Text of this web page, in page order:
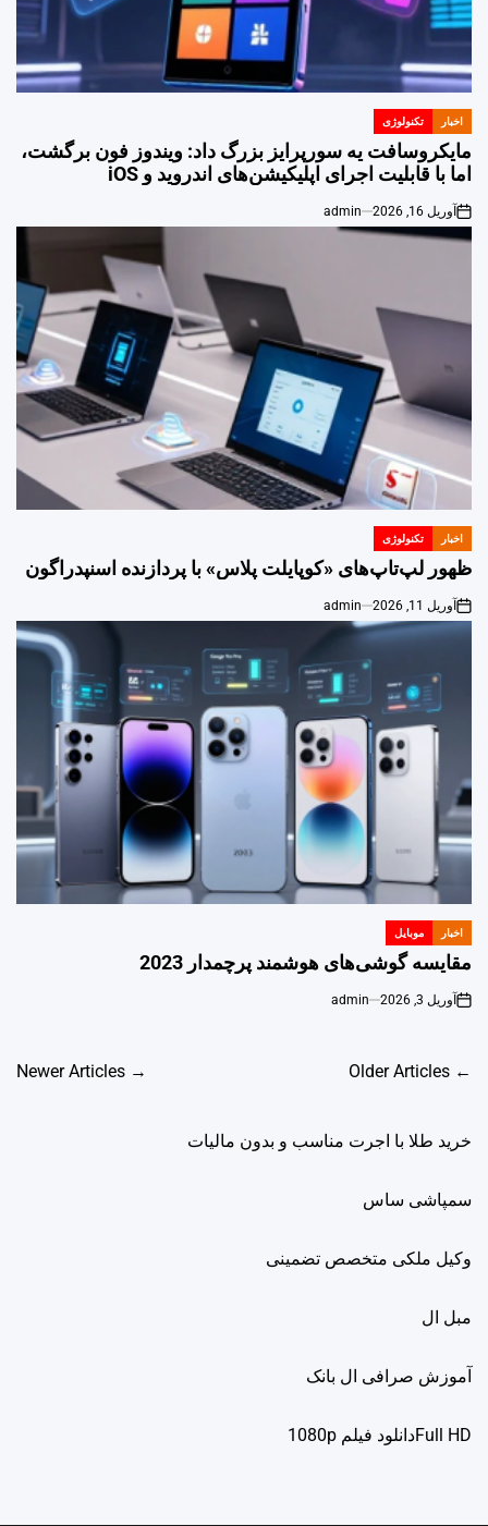
POSTED
اخبار تکنولوژی
مایکروسافت یه سورپرایز بزرگ داد: ویندوز فون برگشت،
اما با قابلیت اجرای اپلیکیشن‌های اندروید و iOS
on
آوریل 16, 2026 admin
POSTED
اخبار تکنولوژی
ظهور لپ‌تاپ‌های «کوپایلت پلاس» با پردازنده اسنپدراگون
on
آوریل 11, 2026 admin
POSTED
اخبار موبایل
مقایسه گوشی‌های هوشمند پرچمدار 2023
آوریل 3, 2026 admin
راهبری
←
Older Articles
→
Newer Articles
خرید طلا با اجرت مناسب و بدون مالیات
سمپاشی ساس
وکیل ملکی متخصص تضمینی
مبل ال
آموزش صرافی ال بانک
Full HDدانلود فيلم 1080p